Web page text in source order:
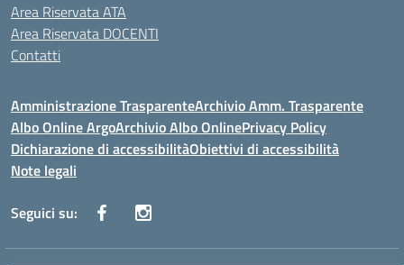
Area Riservata ATA
Area Riservata DOCENTI
Contatti
Amministrazione TrasparenteArchivio Amm. Trasparente
Albo Online ArgoArchivio Albo OnlinePrivacy Policy
Dichiarazione di accessibilitàObiettivi di accessibilità
Note legali
Seguici su: